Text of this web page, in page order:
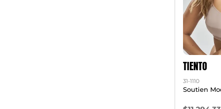
TIENTO
31-1110
Soutien